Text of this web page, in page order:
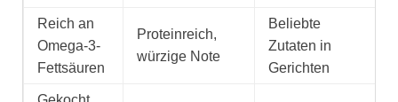
Reich an
Omega-3-
Fettsäuren
Proteinreich,
würzige Note
Beliebte
Zutaten in
Gerichten